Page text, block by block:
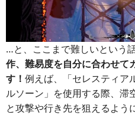
…と、ここまで難しいという
作、難易度を自分に合わせて
す！ 例えば、「セレスティア
ルソーン」を使用する際、滞
と攻撃や行き先を狙えるよう